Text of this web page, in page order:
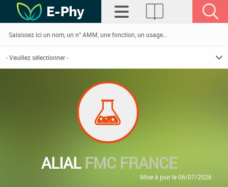
ALIALFMC FRANCE
Mise à jour le 06/07/2026